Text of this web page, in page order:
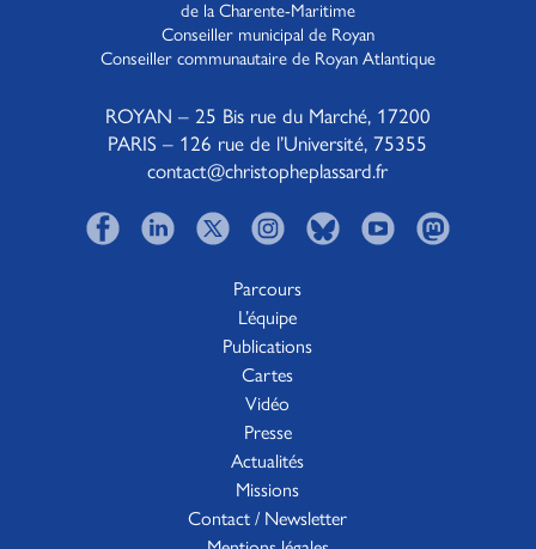
de la Charente-Maritime
Conseiller municipal de Royan
Conseiller communautaire de Royan Atlantique
ROYAN – 25 Bis rue du Marché, 17200
PARIS – 126 rue de l’Université, 75355
contact@christopheplassard.fr
Parcours
L’équipe
Publications
Cartes
Vidéo
Presse
Actualités
Missions
Contact / Newsletter